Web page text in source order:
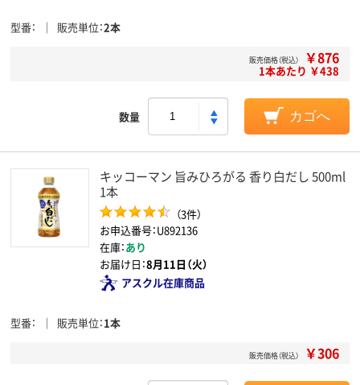
型番 販売単位 2本
販売価格（税込） ￥876
1本あたり ￥438
数量 カゴへ
キッコーマン 旨みひろがる 香り白だし 500ml
1本
（3件）
お申込番号：U892136
在庫：あり
お届け日：8月11日（火）
アスクル在庫商品
型番 販売単位 1本
販売価格（税込） ￥306